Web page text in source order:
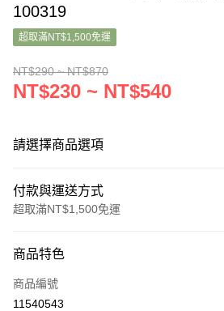
100319
超取滿NT$1,500免運
NT$290 ~ NT$870
NT$230 ~ NT$540
請選擇商品選項
付款與運送方式
超取滿NT$1,500免運
信用卡一次付款
超商取貨付款
商品特色
商品編號
11540543